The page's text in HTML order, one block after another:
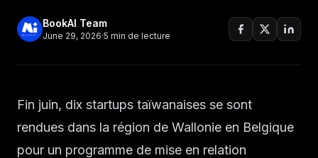
BookAI Team
June 29, 2026·5 min de lecture
Fin juin, dix startups taïwanaises se sont
rendues dans la région de Wallonie en Belgique
pour un programme de mise en relation